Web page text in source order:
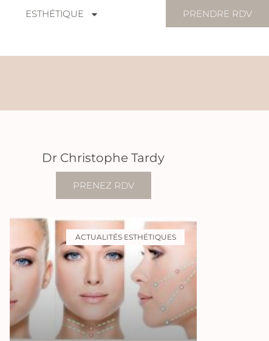
ESTHÉTIQUE PRENDRE RDV
Dr Christophe Tardy
PRENEZ RDV
ACTUALITÉS ESTHÉTIQUES